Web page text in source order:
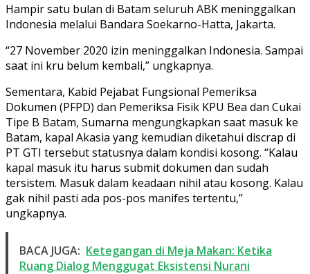
Hampir satu bulan di Batam seluruh ABK meninggalkan
Indonesia melalui Bandara Soekarno-Hatta, Jakarta.
“27 November 2020 izin meninggalkan Indonesia. Sampai
saat ini kru belum kembali,” ungkapnya.
Sementara, Kabid Pejabat Fungsional Pemeriksa
Dokumen (PFPD) dan Pemeriksa Fisik KPU Bea dan Cukai
Tipe B Batam, Sumarna mengungkapkan saat masuk ke
Batam, kapal Akasia yang kemudian diketahui discrap di
PT GTI tersebut statusnya dalam kondisi kosong. “Kalau
kapal masuk itu harus submit dokumen dan sudah
tersistem. Masuk dalam keadaan nihil atau kosong. Kalau
gak nihil pasti ada pos-pos manifes tertentu,”
ungkapnya.
BACA JUGA: Ketegangan di Meja Makan: Ketika
Ruang Dialog Menggugat Eksistensi Nurani